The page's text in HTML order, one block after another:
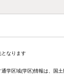
なります
学区域(学区)情報は、国